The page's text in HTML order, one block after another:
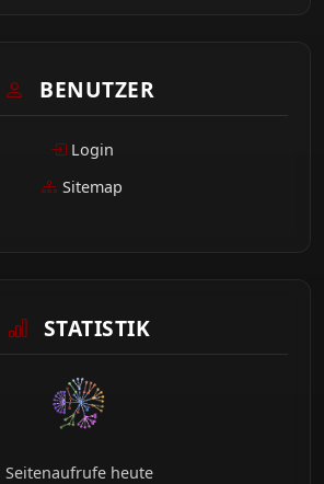
BENUTZER
Login
Sitemap
STATISTIK
Seitenaufrufe heute